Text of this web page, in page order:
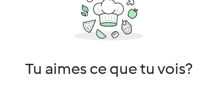
Tu aimes ce que tu vois?